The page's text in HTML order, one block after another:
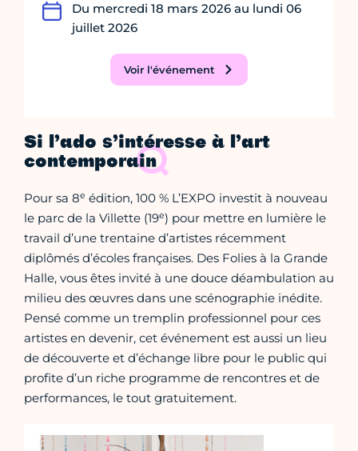
Du mercredi 18 mars 2026 au lundi 06
juillet 2026
Voir l'événement
Si l’ado s’intéresse à l’art
contemporain
Pour sa 8e édition, 100 % L’EXPO investit à nouveau
le parc de la Villette (19e) pour mettre en lumière le
travail d’une trentaine d’artistes récemment
diplômés d’écoles françaises. Des Folies à la Grande
Halle, vous êtes invité à une douce déambulation au
milieu des œuvres dans une scénographie inédite.
Pensé comme un tremplin professionnel pour ces
artistes en devenir, cet événement est aussi un lieu
de découverte et d’échange libre pour le public qui
profite d’un riche programme de rencontres et de
performances, le tout gratuitement.